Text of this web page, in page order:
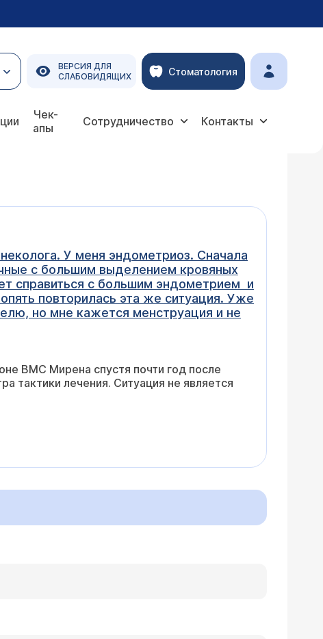
ВЕРСИЯ ДЛЯ
СЛАБОВИДЯЩИХ
Стоматология
Чек-
апы
Сотрудничество Контакты
У меня эндометриоз. Сначала
с большим выделением кровяных
справиться с большим эндометрием и
повторилась эта же ситуация. Уже
но мне кажется менструация и не
ВМС Мирена спустя почти год после
тактики лечения. Ситуация не является